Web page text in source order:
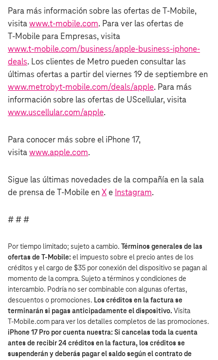
Para más información sobre las ofertas de T‑Mobile,
visita www.t‑mobile.com. Para ver las ofertas de
T‑Mobile para Empresas, visita
www.t‑mobile.com/business/apple-business-iphone-
deals. Los clientes de Metro pueden consultar las
últimas ofertas a partir del viernes 19 de septiembre en
www.metrobyt-mobile.com/deals/apple. Para más
información sobre las ofertas de UScellular, visita
www.uscellular.com/apple.
Para conocer más sobre el iPhone 17,
visita www.apple.com.
Sigue las últimas novedades de la compañía en la sala
de prensa de T‑Mobile en X e Instagram.
# # #
Por tiempo limitado; sujeto a cambio. Términos generales de las
ofertas de T‑Mobile: el impuesto sobre el precio antes de los
créditos y el cargo de $35 por conexión del dispositivo se pagan al
momento de la compra. Sujeto a términos y condiciones de
intercambio. Podría no ser combinable con algunas ofertas,
descuentos o promociones. Los créditos en la factura se
terminarán si pagas anticipadamente el dispositivo. Visita
T‑Mobile.com para ver los detalles completos de las promociones.
iPhone 17 Pro por cuenta nuestra: Si cancelas toda la cuenta
antes de recibir 24 créditos en la factura, los créditos se
suspenderán y deberás pagar el saldo según el contrato de